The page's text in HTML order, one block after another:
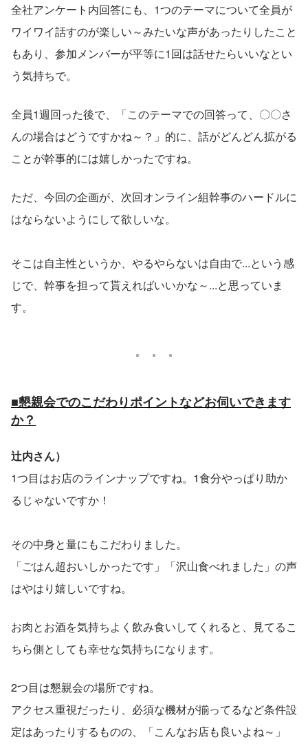
全社アンケート内回答にも、1つのテーマについて全員が
ワイワイ話すのが楽しい～みたいな声があったりしたこと
もあり、参加メンバーが平等に1回は話せたらいいなとい
う気持ちで。
全員1週回った後で、「このテーマでの回答って、〇〇さ
んの場合はどうですかね～？」的に、話がどんどん拡がる
ことが幹事的には嬉しかったですね。
ただ、今回の企画が、次回オンライン組幹事のハードルに
はならないようにして欲しいな。
そこは自主性というか、やるやらないは自由で...という感
じで、幹事を担って貰えればいいかな～...と思っていま
す。
■懇親会でのこだわりポイントなどお伺いできます
か？
辻内さん）
1つ目はお店のラインナップですね。1食分やっぱり助か
るじゃないですか！
その中身と量にもこだわりました。
「ごはん超おいしかったです」「沢山食べれました」の声
はやはり嬉しいですね。
お肉とお酒を気持ちよく飲み食いしてくれると、見てるこ
ちら側としても幸せな気持ちになります。
2つ目は懇親会の場所ですね。
アクセス重視だったり、必須な機材が揃ってるなど条件設
定はあったりするものの、「こんなお店も良いよね～」